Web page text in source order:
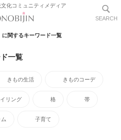
化コミュニティメディア
SEARCH
に関するキーワード一覧
一覧
きもの生活 きものコーデ
リング 格 帯
子育て